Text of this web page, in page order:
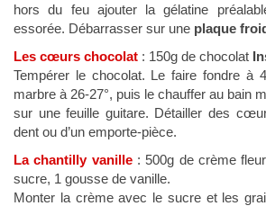
hors du feu ajouter la gélatine
essorée. Débarrasser sur une plaque
Les cœurs chocolat : 150g de chocolat
Tempérer le chocolat. Le faire fondre à
marbre à 26-27°, puis le chauffer au bain
sur une feuille guitare. Détailler des
dent ou d’un emporte-pièce.
La chantilly vanille: 500g de crème
sucre, 1 gousse de vanille.
Monter la crème avec le sucre et les